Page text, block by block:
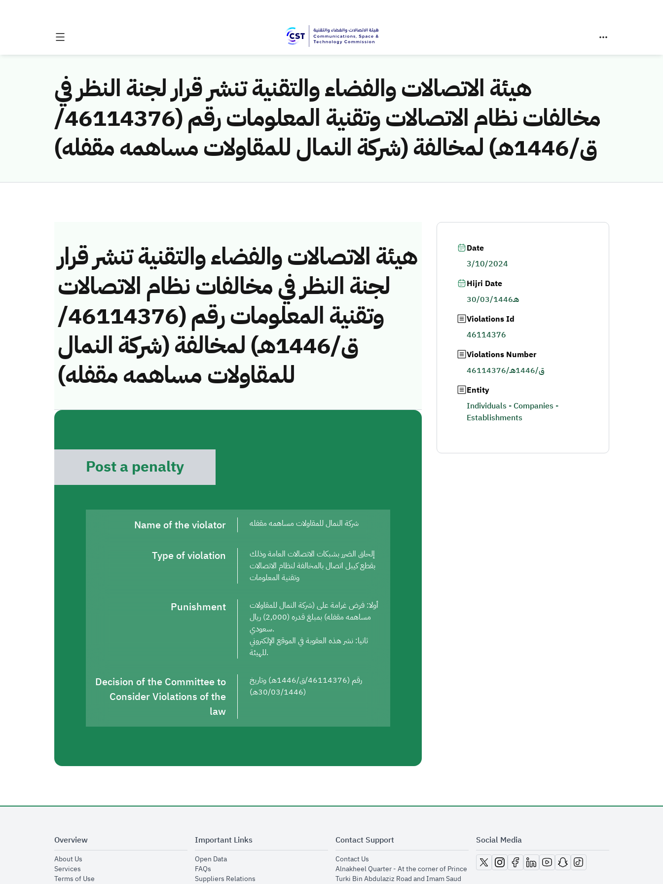
هيئة الاتصالات والفضاء والتقنية تنشر قرار لجنة النظر في
مخالفات نظام الاتصالات وتقنية المعلومات رقم (46114376/
ق/1446هـ) لمخالفة (شركة النمال للمقاولات مساهمه مقفله)
هيئة الاتصالات والفضاء والتقنية تنشر قرار
لجنة النظر في مخالفات نظام الاتصالات
وتقنية المعلومات رقم (46114376/
ق/1446هـ) لمخالفة (شركة النمال
للمقاولات مساهمه مقفله)
Post a penalty
Name of the violator شركة النمال للمقاولات مساهمه مقفله
Type of violation
إلحاق الضرر بشبكات الاتصالات العامة وذلك
بقطع كيبل اتصال بالمخالفة لنظام الاتصالات
وتقنية المعلومات
Punishment
أولا: فرض غرامة على (شركة النمال للمقاولات
مساهمه مقفله) بمبلغ قدره (2,000) ريال
سعودي.
ثانيا: نشر هذه العقوبة في الموقع الإلكتروني
للهيئة.
Decision of the Committee to
Consider Violations of the
law
رقم (46114376/ق/1446هـ) وتاريخ
(30/03/1446هـ)
Date
3/10/2024
Hijri Date
30/03/1446هـ
Violations Id
46114376
Violations Number
46114376/ق/1446هـ
Entity
Individuals - Companies -
Establishments
Overview
About Usopens in new window
Servicesopens in new window
Terms of Useopens in new window
Important Links
Open Dataopens in new window
FAQsopens in new window
Suppliers Relationsopens in new window
Contact Support
Contact Usopens in new window
Alnakheel Quarter - At the corner of Prince
Turki Bin Abdulaziz Road and Imam Saud
Social Media
opens in new window
opens in new window
opens in new window
opens in new window
opens in new window
opens in new window
opens in new window